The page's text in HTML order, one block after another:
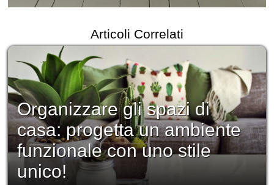
Articoli Correlati
Organizzare gli spazi di
casa: progetta un ambiente
funzionale con uno stile
unico!